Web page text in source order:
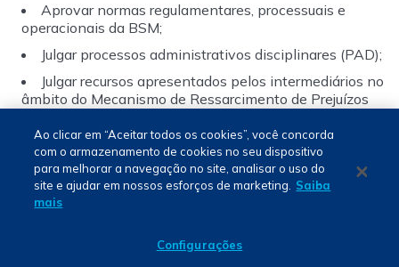
Aprovar normas regulamentares, processuais e
operacionais da BSM;
Julgar processos administrativos disciplinares (PAD);
Julgar recursos apresentados pelos intermediários no
âmbito do Mecanismo de Ressarcimento de Prejuízos
Português - PT
BSM © 2024. Todos os direitos reservados.
Ao clicar em “Aceitar todos os cookies”, você concorda
com o armazenamento de cookies no seu dispositivo
para melhorar a navegação no site, analisar o uso do
site e ajudar em nossos esforços de marketing.
Saiba
mais
Configurações